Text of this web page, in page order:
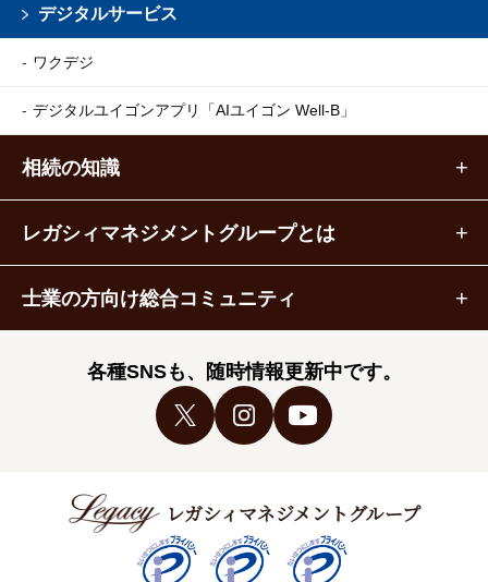
デジタルサービス
ワクデジ
デジタルユイゴンアプリ 「AIユイゴン Well-B」
相続の知識
レガシィマネジメントグループとは
士業の方向け総合コミュニティ
各種SNSも、随時情報更新中です。
レガシィマネジメントグループ